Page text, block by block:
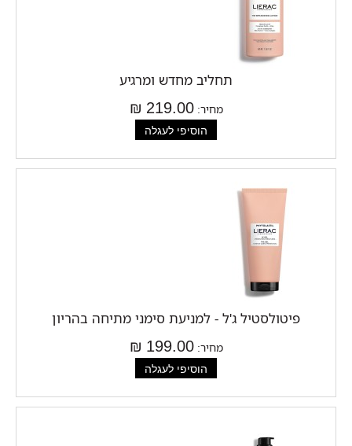
תחליב מחדש ומרגיע
מחיר:219.00 ₪
פיטולסטיל ג'ל - למניעת סימני מתיחה בהריון
מחיר:199.00 ₪